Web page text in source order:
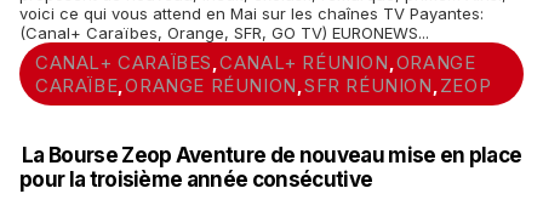
voici ce qui vous attend en Mai sur les chaînes TV Payantes:
(Canal+ Caraïbes, Orange, SFR, GO TV) EURONEWS...
CANAL+ CARAÏBES ,CANAL+ RÉUNION ,ORANGE
CARAÏBE,ORANGE RÉUNION ,SFR RÉUNION , ZEOP
La Bourse Zeop Aventure de nouveau mise en place
pour la troisième année consécutive